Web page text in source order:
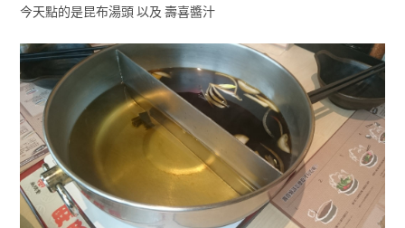
今天點的是昆布湯頭 以及 壽喜醬汁